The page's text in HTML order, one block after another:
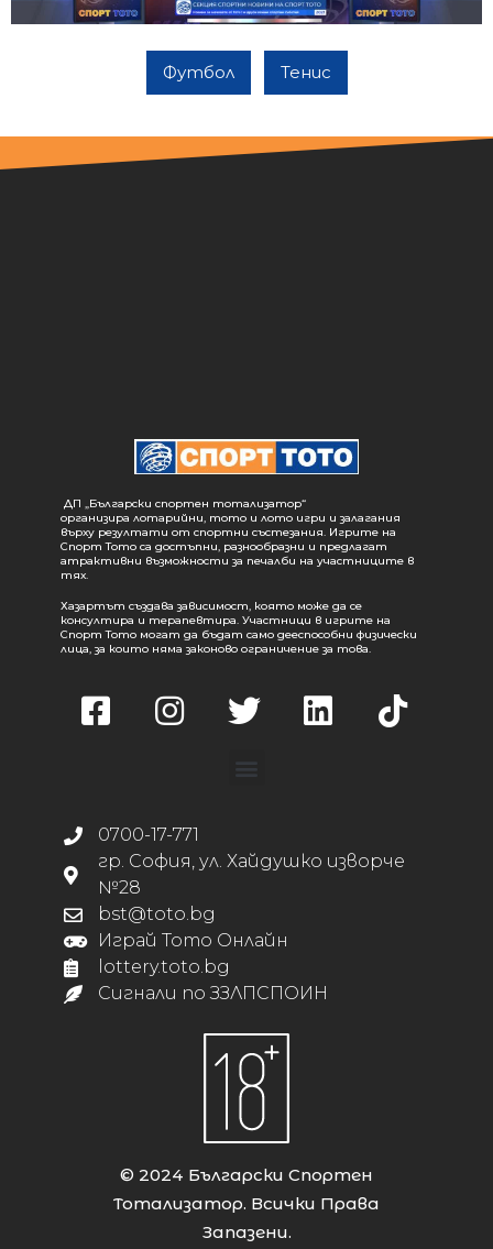
Футбол Тенис
ДП „Български спортен тотализатор“
организира лотарийни, тото и лото игри и залагания
върху резултати от спортни състезания. Игрите на
Спорт Тото са достъпни, разнообразни и предлагат
атрактивни възможности за печалби на участниците в
тях.
Хазартът създава зависимост, която може да се
консултира и терапевтира. Участници в игрите на
Спорт Тото могат да бъдат само дееспособни физически
лица, за които няма законово ограничение за това.
0700-17-771
гр. София, ул. Хайдушко изворче
№28
bst@toto.bg
Играй Тото Онлайн
lottery.toto.bg
Сигнали по ЗЗЛПСПОИН
© 2024 Български Спортен
Тотализатор. Всички Права
Запазени.